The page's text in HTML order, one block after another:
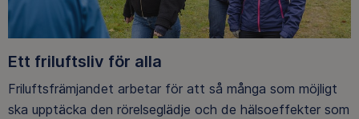
Ett friluftsliv för alla
Friluftsfrämjandet arbetar för att så många som möjligt
ska upptäcka den rörelseglädje och de hälsoeffekter som